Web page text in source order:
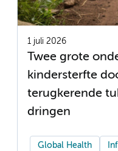
1 juli 2026
Twee grote
kindersterfte
terugkerende
dringen
Global Health